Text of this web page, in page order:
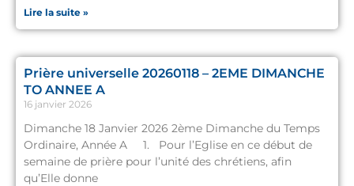
Lire la suite »
Prière universelle 20260118 – 2EME DIMANCHE
TO ANNEE A
16 janvier 2026
Dimanche 18 Janvier 2026 2ème Dimanche du Temps
Ordinaire, Année A 1. Pour l’Eglise en ce début de
semaine de prière pour l’unité des chrétiens, afin
qu’Elle donne